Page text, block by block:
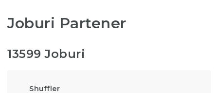
Joburi Partener
13599 Joburi
Shuffler